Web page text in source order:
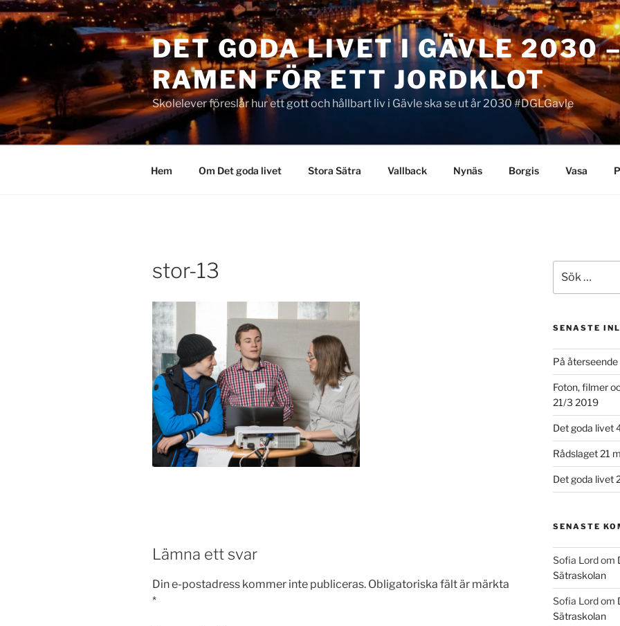
Hoppa
till
DET GODA LIVET I GÄVLE 2030
RAMEN FÖR ETT JORDKLOT
Skolelever föreslår hur ett gott och hållbart liv i Gävle ska se ut år 2030 #DGLGavle
Hem Om Det goda livet Stora Sätra Vallback Nynäs Borgis Vasa
stor-13
Lämna ett svar
Din e-postadress kommer inte publiceras. Obligatoriska fält är märkta
*
efter:
SENASTE
På
Foton, filmer
21/3 2019
Det goda livet
Rådslaget 21
Det goda livet
SENASTE
Sofia Lordom
Sätraskolan
Sofia Lordom
Sätraskolan